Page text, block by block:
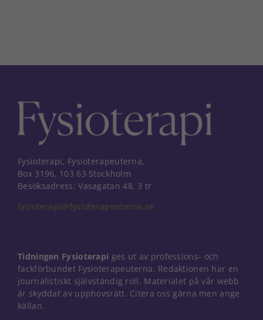
Fysioterapi, Fysioterapeuterna,
Box 3196, 103 63 Stockholm
Besöksadress: Vasagatan 48, 3 tr
fysioterapi@fysioterapeuterna.se
Tidningen Fysioterapi ges ut av professions- och
fackförbundet Fysioterapeuterna. Redaktionen har en
journalistiskt självständig roll. Materialet på vår webb
är skyddat av upphovsrätt. Citera oss gärna men ange
källan.